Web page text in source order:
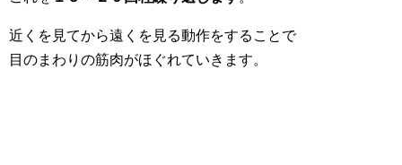
近くを見てから遠くを見る動作をすることで
目のまわりの筋肉がほぐれていきます。